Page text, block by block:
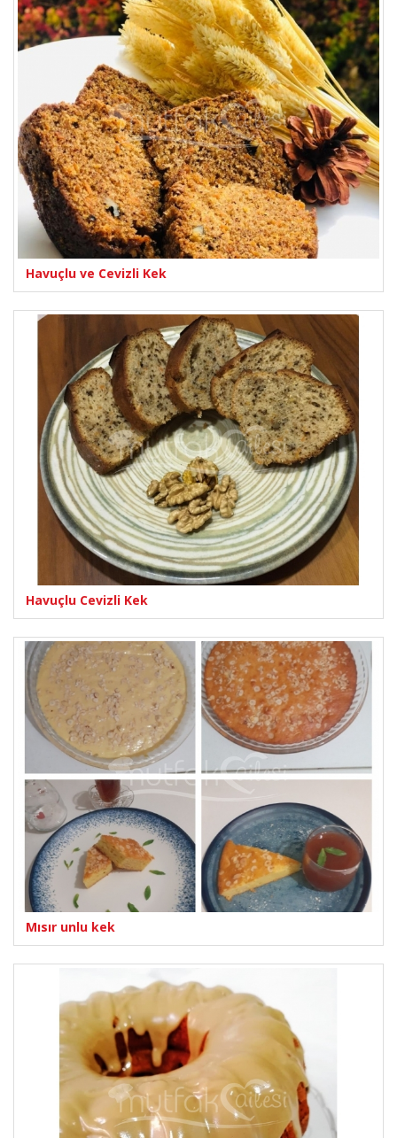
Havuçlu ve Cevizli Kek
Havuçlu Cevizli Kek
Mısır unlu kek